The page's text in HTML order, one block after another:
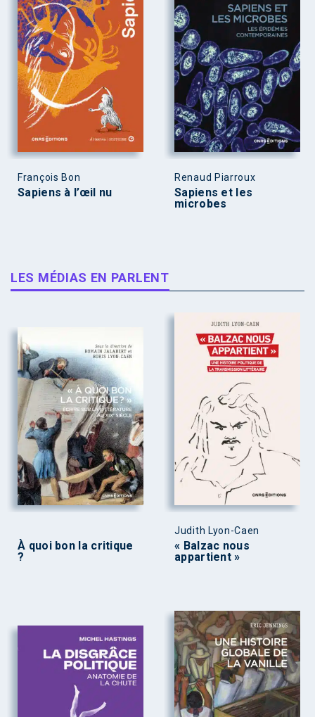
François Bon
Sapiens à l’œil nu
Renaud Piarroux
Sapiens et les
microbes
LES MÉDIAS EN PARLENT
À quoi bon la critique
?
Judith Lyon-Caen
« Balzac nous
appartient »